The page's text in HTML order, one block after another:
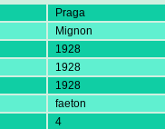
Praga
Mignon
1928
1928
1928
faeton
4